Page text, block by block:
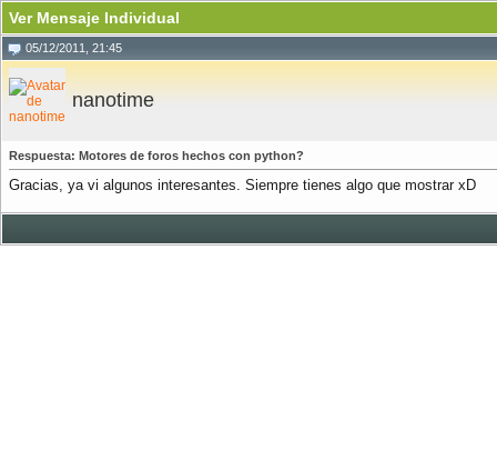
Ver Mensaje Individual
05/12/2011, 21:45
nanotime
Respuesta: Motores de foros hechos con python?
Gracias, ya vi algunos interesantes. Siempre tienes algo que mostrar xD